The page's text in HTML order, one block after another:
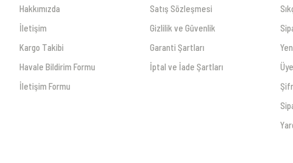
Hakkımızda
İletişim
Kargo Takibi
Havale Bildirim Formu
İletişim Formu
Satış Sözleşmesi
Gizlilik ve Güvenlik
Garanti Şartları
İptal ve İade Şartları